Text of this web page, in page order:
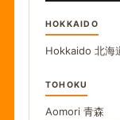
HOKKAIDO
Hokkaido 北海
TOHOKU
Aomori 青森